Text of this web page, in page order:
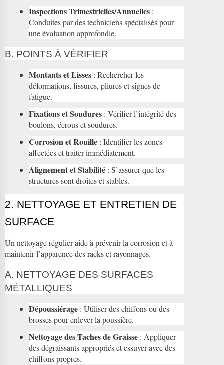
Inspections Trimestrielles/Annuelles :
Conduites par des techniciens spécialisés pour
une évaluation approfondie.
B. POINTS À VÉRIFIER
Montants et Lisses : Rechercher les
déformations, fissures, pliures et signes de
fatigue.
Fixations et Soudures : Vérifier l’intégrité des
boulons, écrous et soudures.
Corrosion et Rouille : Identifier les zones
affectées et traiter immédiatement.
Alignement et Stabilité : S’assurer que les
structures sont droites et stables.
2. NETTOYAGE ET ENTRETIEN DE
SURFACE
Un nettoyage régulier aide à prévenir la corrosion et à
maintenir l’apparence des racks et rayonnages.
A. NETTOYAGE DES SURFACES
MÉTALLIQUES
Dépoussiérage : Utiliser des chiffons ou des
brosses pour enlever la poussière.
Nettoyage des Taches de Graisse : Appliquer
des dégraissants appropriés et essuyer avec des
chiffons propres.